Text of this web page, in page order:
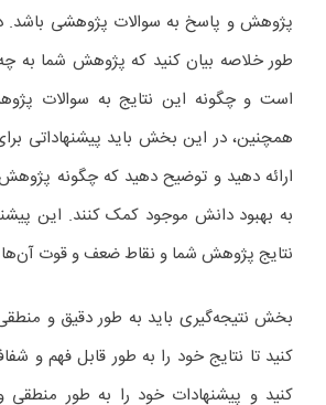
پژوهش و پاسخ به سوالات پژوهشی باشد.
طور خلاصه بیان کنید که پژوهش شما به
است و چگونه این نتایج به سوالات
همچنین، در این بخش باید پیشنهاداتی
ارائه دهید و توضیح دهید که چگونه
به بهبود دانش موجود کمک کنند. این
نتایج پژوهش شما و نقاط ضعف و قوت آن‌ها
بخش نتیجه‌گیری باید به طور دقیق و
کنید تا نتایج خود را به طور قابل فهم و
کنید و پیشنهادات خود را به طور منطقی